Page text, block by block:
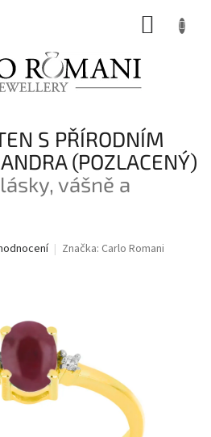
S PŘÍRODNÍM
(POZLACENÝ)
vášně a
Značka: Carlo Romani